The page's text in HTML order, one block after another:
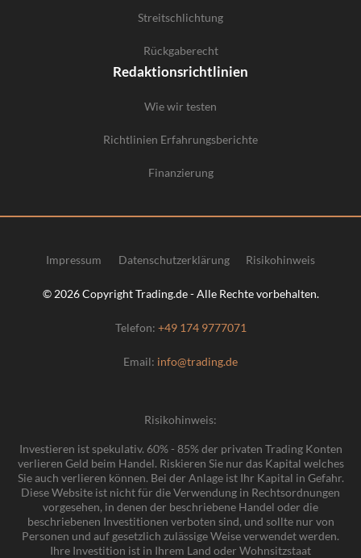
Streitschlichtung
Rückgaberecht
Redaktionsrichtlinien
Wie wir testen
Richtlinien Erfahrungsberichte
Finanzierung
© 2026 Copyright Trading.de - Alle Rechte vorbehalten.
Telefon: +49 174 9777071
Email: info@trading.de
Impressum Datenschutzerklärung Risikohinweis
Risikohinweis:
Investieren ist spekulativ. 60% - 85% der privaten Trading Konten
verlieren Geld beim Handel. Riskieren Sie nur das Kapital welches
Sie auch verlieren können. Bei der Anlage ist Ihr Kapital in Gefahr.
Diese Website ist nicht für die Verwendung in Rechtsordnungen
vorgesehen, in denen der beschriebene Handel oder die
beschriebenen Investitionen verboten sind, und sollte nur von
Personen und auf gesetzlich zulässige Weise verwendet werden.
Ihre Investition ist in Ihrem Land oder Wohnsitzstaat